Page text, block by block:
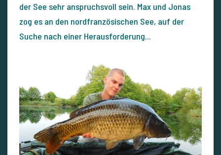
der See sehr anspruchsvoll sein. Max und Jonas
zog es an den nordfranzösischen See, auf der
Suche nach einer Herausforderung...